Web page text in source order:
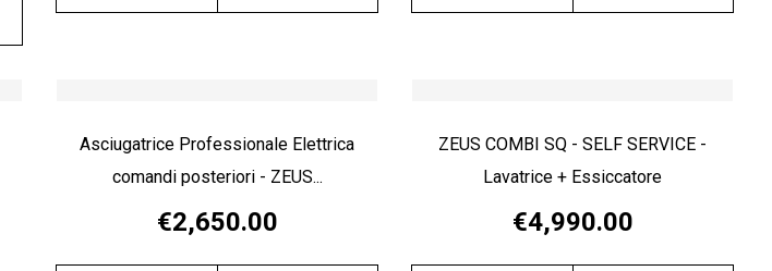
Asciugatrice Professionale Elettrica
comandi posteriori - ZEUS...
€2,650.00
ZEUS COMBI SQ - SELF SERVICE -
Lavatrice + Essiccatore
€4,990.00